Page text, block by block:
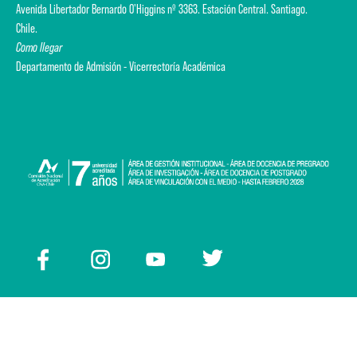
Avenida Libertador Bernardo O'Higgins nº 3363. Estación Central. Santiago.
Chile.
Como llegar
Departamento de Admisión - Vicerrectoría Académica